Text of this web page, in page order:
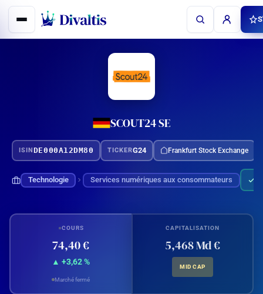
Aller
contenu
SCOUT24 SE
ISINDE000A12DM80 TICKERG24 Frankfurt Stock Exchange
Technologie Services numériques aux consommateurs
COURS
74,40 €
▲ +3,62 %
Marché fermé
CAPITALISATION
5,468 Md €
MID CAP